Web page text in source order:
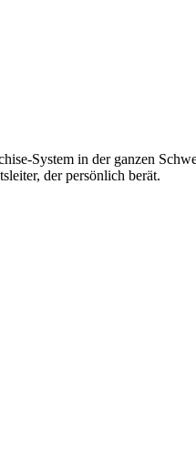
System in der ganzen
der persönlich berät.